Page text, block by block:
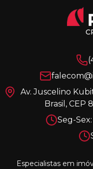
Av. Juscelino
Brasil, CEP
Seg-
Especialistas em